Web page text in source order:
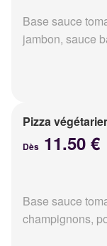
Base sauce
jambon, sauce
Pizza
Dès 11.50 €
Base sauce
champignons,